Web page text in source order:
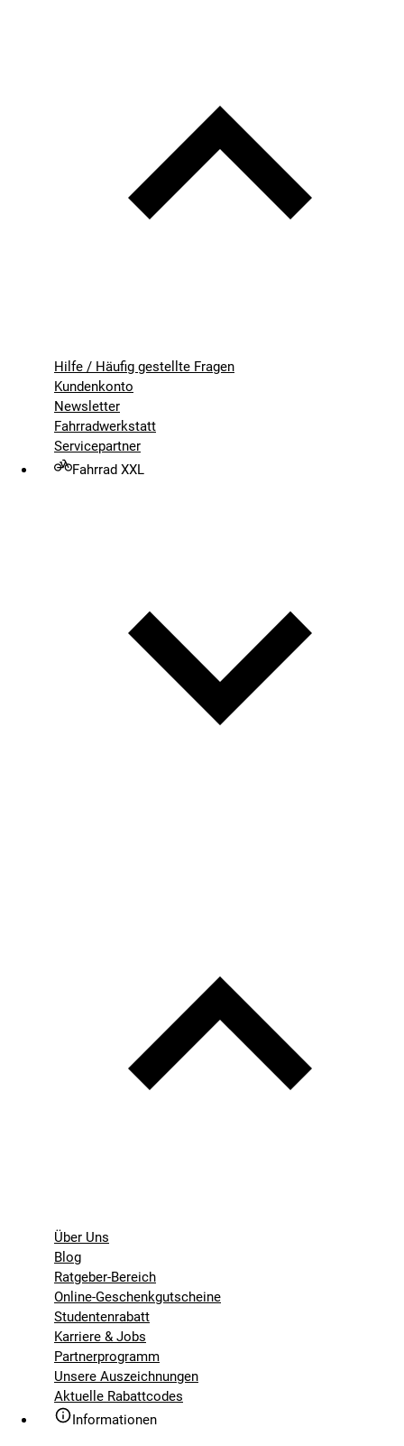
Hilfe / Häufig gestellte Fragen
Kundenkonto
Newsletter
Fahrradwerkstatt
Servicepartner
Fahrrad XXL
Über Uns
Blog
Ratgeber-Bereich
Online-Geschenkgutscheine
Studentenrabatt
Karriere & Jobs
Partnerprogramm
Unsere Auszeichnungen
Aktuelle Rabattcodes
Informationen